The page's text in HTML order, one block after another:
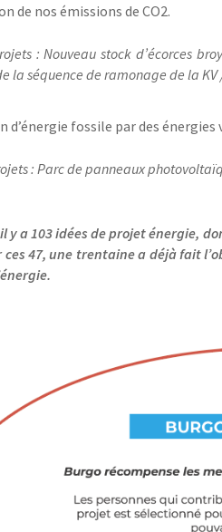
de nos émissions de CO2.
: Nouveau stock d’écorces
la séquence de ramonage de la
d’énergie fossile par des énergies
: Parc de panneaux
y a 103 idées de projet énergie,
ces 47, une trentaine a déjà fait